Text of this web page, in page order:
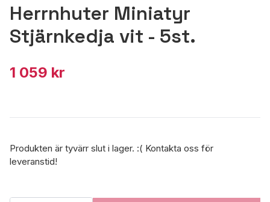
Herrnhuter Miniatyr
Stjärnkedja vit - 5st.
1 059 kr
Produkten är tyvärr slut i lager. :( Kontakta oss för
leveranstid!